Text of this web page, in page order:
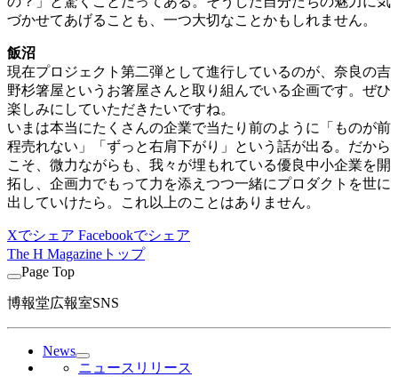
づかせてあげることも、一つ大切なことかもしれません。
飯沼
現在プロジェクト第二弾として進行しているのが、奈良の吉
野杉箸屋というお箸屋さんと取り組んでいる企画です。ぜひ
楽しみにしていただきたいですね。
いまは本当にたくさんの企業で当たり前のように「ものが前
程売れない」「ずっと右肩下がり」という話が出る。だから
こそ、微力ながらも、我々が埋もれている優良中小企業を開
拓し、企画力でもって力を添えつつ一緒にプロダクトを世に
出していけたら。これ以上のことはありません。
Xでシェア Facebookでシェア
The H Magazineトップ
Page Top
博報堂広報室SNS
News
ニュースリリース